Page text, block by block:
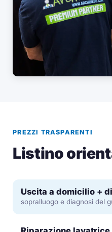
PREZZI TRASPARENTI
Listino
Uscita a domicilio +
sopralluogo e diagnosi del